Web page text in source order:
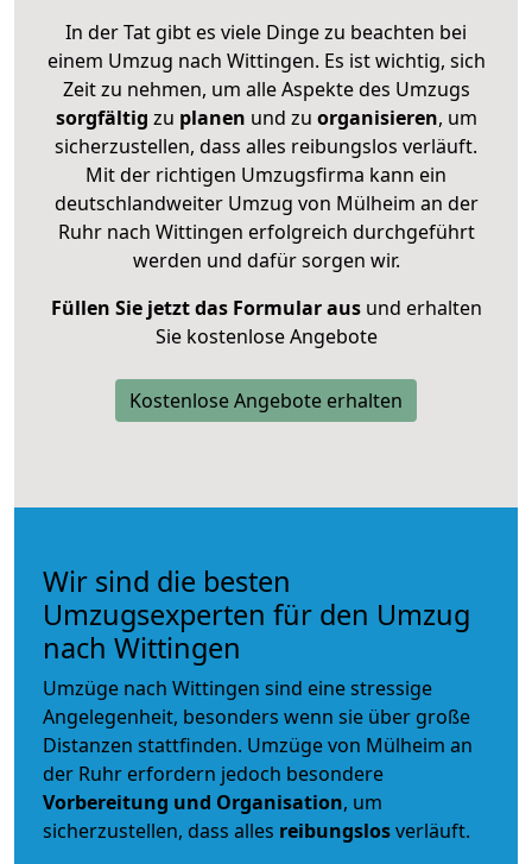
In der Tat gibt es viele Dinge zu beachten bei
einem Umzug nach Wittingen. Es ist wichtig, sich
Zeit zu nehmen, um alle Aspekte des Umzugs
sorgfältig zu planen und zu organisieren, um
sicherzustellen, dass alles reibungslos verläuft.
Mit der richtigen Umzugsfirma kann ein
deutschlandweiter Umzug von Mülheim an der
Ruhr nach Wittingen erfolgreich durchgeführt
werden und dafür sorgen wir.
Füllen Sie jetzt das Formular ausund erhalten
Sie kostenlose Angebote
Kostenlose Angebote erhalten
Wir sind die besten
Umzugsexperten für den Umzug
nach Wittingen
Umzüge nach Wittingen sind eine stressige
Angelegenheit, besonders wenn sie über große
Distanzen stattfinden. Umzüge von Mülheim an
der Ruhr erfordern jedoch besondere
Vorbereitung und Organisation, um
sicherzustellen, dass alles reibungslosverläuft.